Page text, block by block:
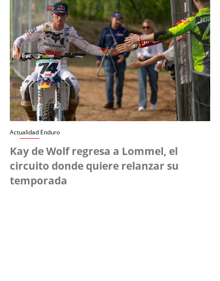
Actualidad Enduro
Kay de Wolf regresa a Lommel, el
circuito donde quiere relanzar su
temporada